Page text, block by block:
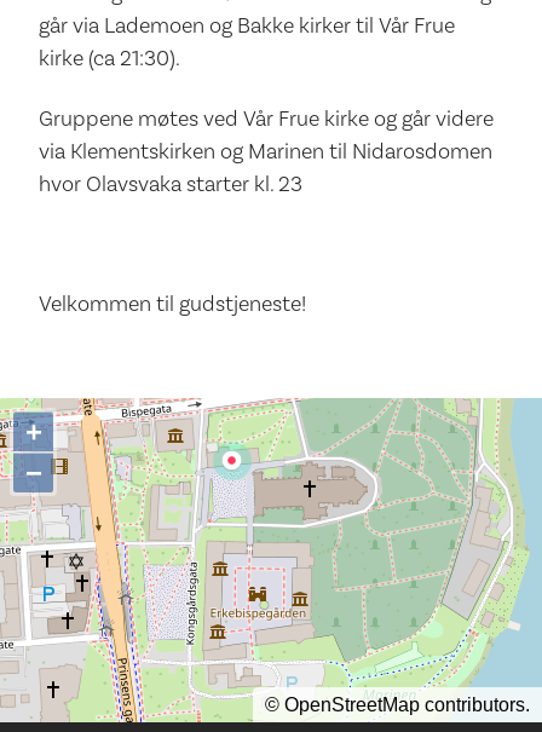
går via Lademoen og Bakke kirker til Vår Frue
kirke (ca 21:30).
Gruppene møtes ved Vår Frue kirke og går videre
via Klementskirken og Marinen til Nidarosdomen
hvor Olavsvaka starter kl. 23
Velkommen til gudstjeneste!
+
−
© OpenStreetMap contributors.